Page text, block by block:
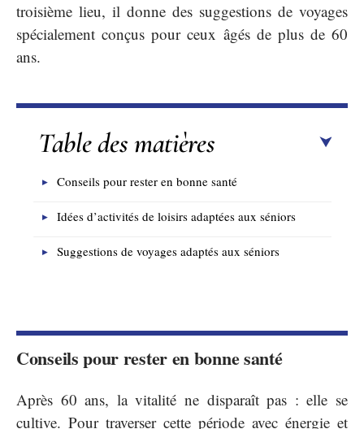
troisième lieu, il donne des suggestions de voyages
spécialement conçus pour ceux âgés de plus de 60
ans.
Table des matières
Conseils pour rester en bonne santé
Idées d’activités de loisirs adaptées aux séniors
Suggestions de voyages adaptés aux séniors
Conseils pour rester en bonne santé
Après 60 ans, la vitalité ne disparaît pas : elle se
cultive. Pour traverser cette période avec énergie et